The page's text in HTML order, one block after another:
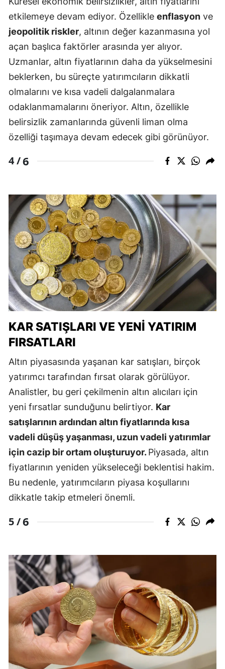
etkilemeye devam ediyor. Özellikle enflasyon ve
jeopolitik riskler, altının değer kazanmasına yol
açan başlıca faktörler arasında yer alıyor.
Uzmanlar, altın fiyatlarının daha da yükselmesini
beklerken, bu süreçte yatırımcıların dikkatli
olmalarını ve kısa vadeli dalgalanmalara
odaklanmamalarını öneriyor. Altın, özellikle
belirsizlik zamanlarında güvenli liman olma
özelliği taşımaya devam edecek gibi görünüyor.
4 /6
KAR SATIŞLARI VE YENI YATIRIM
FIRSATLARI
Altın piyasasında yaşanan kar satışları, birçok
yatırımcı tarafından fırsat olarak görülüyor.
Analistler, bu geri çekilmenin altın alıcıları için
yeni fırsatlar sunduğunu belirtiyor. Kar
satışlarının ardından altın fiyatlarında kısa
vadeli düşüş yaşanması, uzun vadeli yatırımlar
için cazip bir ortam oluşturuyor.Piyasada, altın
fiyatlarının yeniden yükseleceği beklentisi hakim.
Bu nedenle, yatırımcıların piyasa koşullarını
dikkatle takip etmeleri önemli.
5 /6